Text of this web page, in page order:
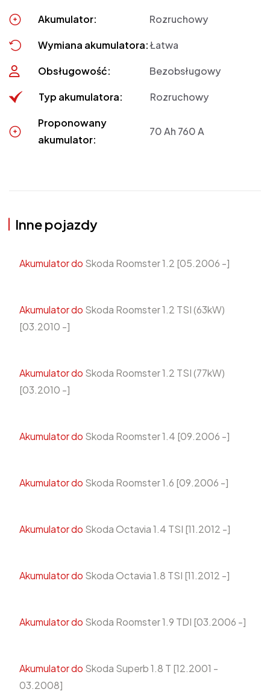
Akumulator: Rozruchowy
Wymiana akumulatora:Łatwa
Obsługowość: Bezobsługowy
Typ akumulatora: Rozruchowy
Proponowany
akumulator:
70 Ah 760 A
Inne pojazdy
Akumulator do Skoda Roomster 1.2 [05.2006 -]
Akumulator do Skoda Roomster 1.2 TSI (63kW)
[03.2010 -]
Akumulator do Skoda Roomster 1.2 TSI (77kW)
[03.2010 -]
Akumulator do Skoda Roomster 1.4 [09.2006 -]
Akumulator do Skoda Roomster 1.6 [09.2006 -]
Akumulator do Skoda Octavia 1.4 TSI [11.2012 -]
Akumulator do Skoda Octavia 1.8 TSI [11.2012 -]
Akumulator do Skoda Roomster 1.9 TDI [03.2006 -]
Akumulator do Skoda Superb 1.8 T [12.2001 -
03.2008]